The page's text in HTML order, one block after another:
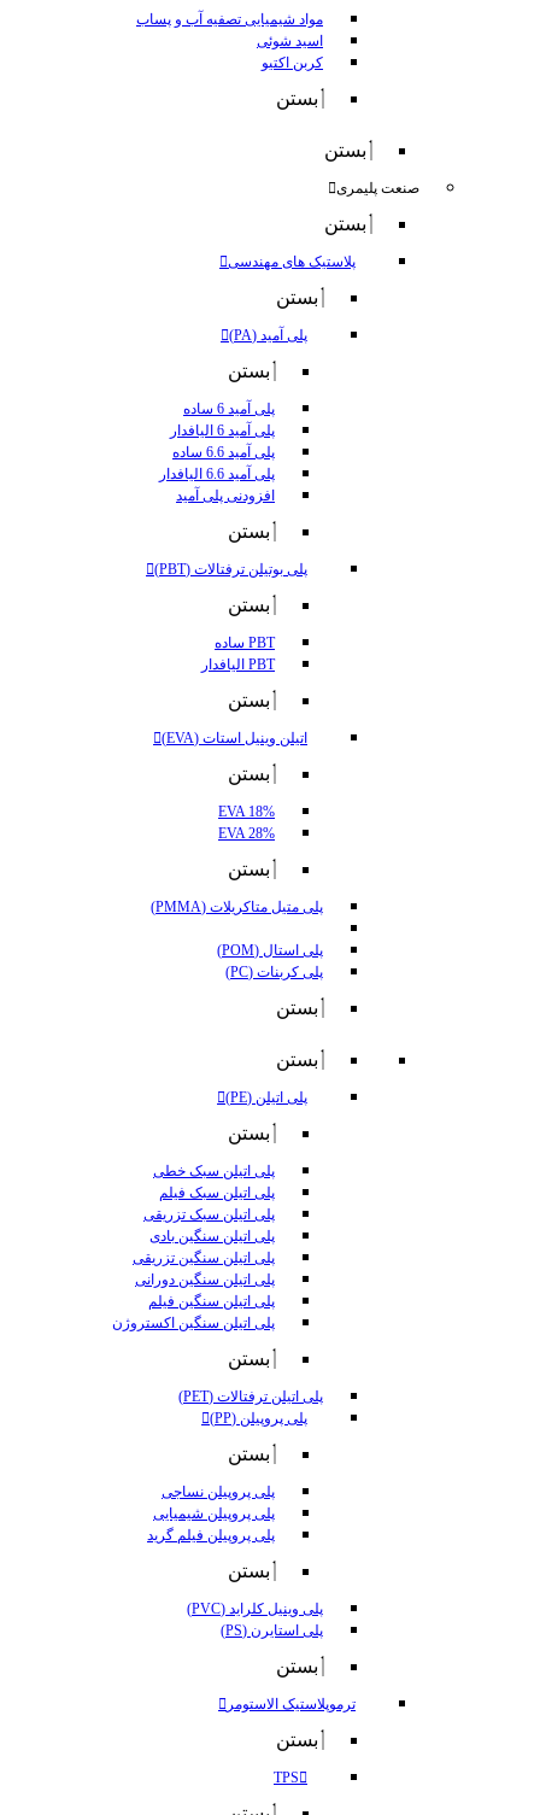
مواد شیمیایی تصفیه آب و پساب
اسید شوئی
کربن اکتیو
بستن
بستن
صنعت پلیمری
بستن
پلاستیک های مهندسی
بستن
پلی آمید (PA)
بستن
پلی آمید 6 ساده
پلی آمید 6 الیافدار
پلی آمید 6.6 ساده
پلی آمید 6.6 الیافدار
افزودنی پلی آمید
بستن
پلی بوتیلن ترفتالات (PBT)
بستن
PBT ساده
PBT الیافدار
بستن
اتیلن وینیل استات (EVA)
بستن
EVA 18%
EVA 28%
بستن
پلی متیل متاکریلات (PMMA)
پلی استال (POM)
پلی کربنات (PC)
بستن
بستن
پلی اتیلن (PE)
بستن
پلی اتیلن سبک خطی
پلی اتیلن سبک فیلم
پلی اتیلن سبک تزریقی
پلی اتیلن سنگین بادی
پلی اتیلن سنگین تزریقی
پلی اتیلن سنگین دورانی
پلی اتیلن سنگین فیلم
پلی اتیلن سنگین اکستروژن
بستن
پلی اتیلن ترفتالات (PET)
پلی پروپیلن (PP)
بستن
پلی پروپیلن نساجی
پلی پروپیلن شیمیایی
پلی پروپیلن فیلم گرید
بستن
پلی وینیل کلراید (PVC)
پلی استایرن (PS)
بستن
ترموپلاستیک الاستومر
بستن
TPS